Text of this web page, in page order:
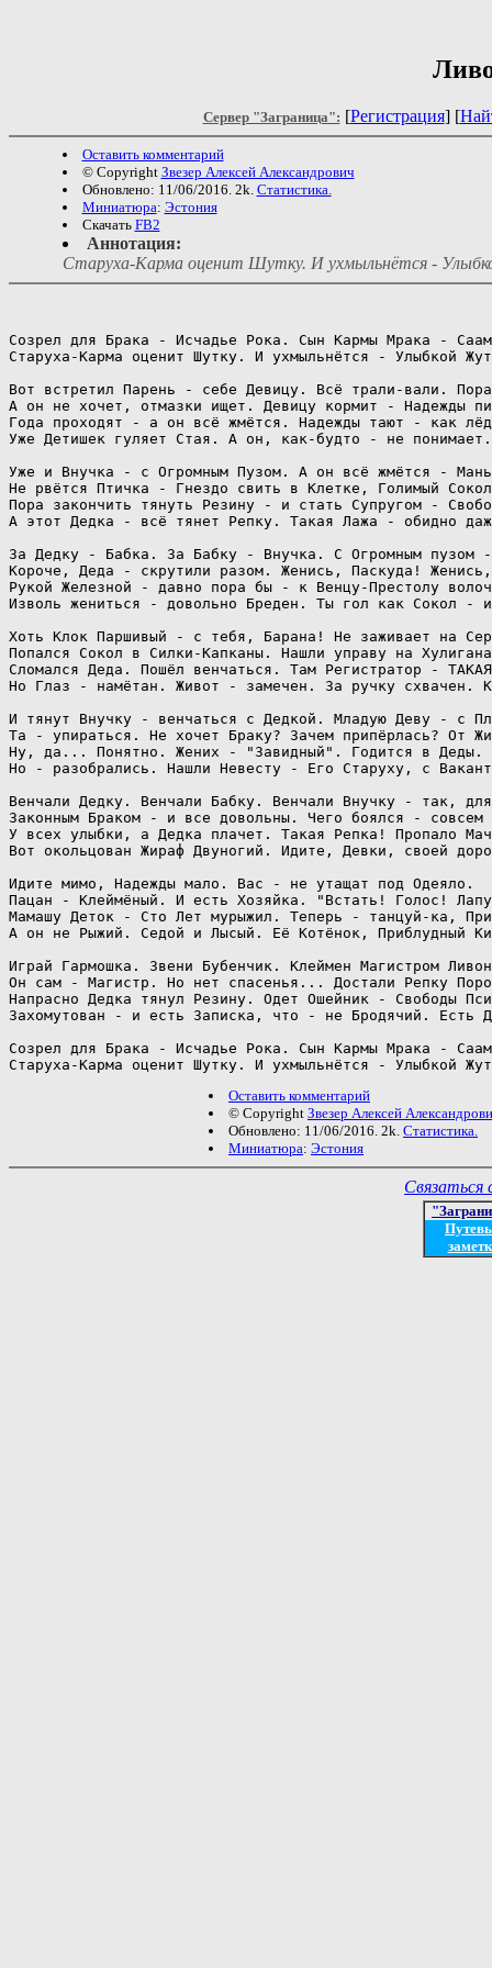
Сервер "Заграница": [Регистрация] [
Оставить комментарий
© Copyright Звезер Алексей Александрович
Обновлено: 11/06/2016. 2k. Статистика.
Миниатюра: Эстония
Скачать FB2
Аннотация:
Старуха-Карма оценит Шутку. И ухмыльнётся -
Созрел для Брака - Исчадье Рока. Сын Кармы Мрака -
Старуха-Карма оценит Шутку. И ухмыльнётся - Улыбкой
Вот встретил Парень - себе Девицу. Всё трали-вали.
А он не хочет, отмазки ищет. Девицу кормит - Надежды
Года проходят - а он всё жмётся. Надежды тают - как
Уже Детишек гуляет Стая. А он, как-будто - не понимает.
Уже и Внучка - с Огромным Пузом. А он всё жмётся -
Не рвётся Птичка - Гнездо свить в Клетке, Голимый
Пора закончить тянуть Резину - и стать Супругом -
А этот Дедка - всё тянет Репку. Такая Лажа - обидно
За Дедку - Бабка. За Бабку - Внучка. С Огромным пузом
Короче, Деда - скрутили разом. Женись, Паскуда!
Рукой Железной - давно пора бы - к Венцу-Престолу
Изволь жениться - довольно Бреден. Ты гол как Сокол -
Хоть Клок Паршивый - с тебя, Барана! Не заживает на
Попался Сокол в Силки-Капканы. Нашли управу на
Сломался Деда. Пошёл венчаться. Там Регистратор -
Но Глаз - намётан. Живот - замечен. За ручку схвачен.
И тянут Внучку - венчаться с Дедкой. Младую Деву - с
Та - упираться. Не хочет Браку? Зачем припёрлась? От
Ну, да... Понятно. Жених - "Завидный". Годится в Деды.
Но - разобрались. Нашли Невесту - Его Старуху, с
Венчали Дедку. Венчали Бабку. Венчали Внучку - так,
Законным Браком - и все довольны. Чего боялся - совсем
У всех улыбки, а Дедка плачет. Такая Репка! Пропало
Вот окольцован Жираф Двуногий. Идите, Девки, своей
Идите мимо, Надежды мало. Вас - не утащат под Одеяло.
Пацан - Клеймёный. И есть Хозяйка. "Встать! Голос!
Мамашу Деток - Сто Лет мурыжил. Теперь - танцуй-ка,
А он не Рыжий. Седой и Лысый. Её Котёнок, Приблудный
Играй Гармошка. Звени Бубенчик. Клеймен Магистром
Он сам - Магистр. Но нет спасенья... Достали Репку
Напрасно Дедка тянул Резину. Одет Ошейник - Свободы
Захомутован - и есть Записка, что - не Бродячий. Есть
Созрел для Брака - Исчадье Рока. Сын Кармы Мрака -
Старуха-Карма оценит Шутку. И ухмыльнётся - Улыбкой
Оставить комментарий
© Copyright Звезер Алексей
Обновлено: 11/06/2016. 2k. Статистика.
Миниатюра: Эстония
Связаться